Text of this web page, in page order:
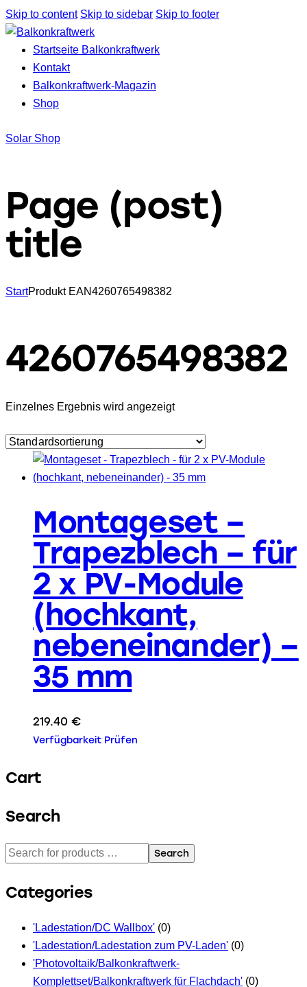
Skip to content Skip to sidebar Skip to footer
Startseite Balkonkraftwerk
Kontakt
Balkonkraftwerk-Magazin
Shop
Solar Shop
Page (post)
title
StartProdukt EAN4260765498382
4260765498382
Einzelnes Ergebnis wird angezeigt
Montageset –
Trapezblech – für
2 x PV-Module
(hochkant,
nebeneinander) –
35 mm
219.40 €
Verfügbarkeit Prüfen
Cart
Search
Search
Categories
'Ladestation/DC Wallbox' (0)
'Ladestation/Ladestation zum PV-Laden' (0)
'Photovoltaik/Balkonkraftwerk-
Komplettset/Balkonkraftwerk für Flachdach' (0)